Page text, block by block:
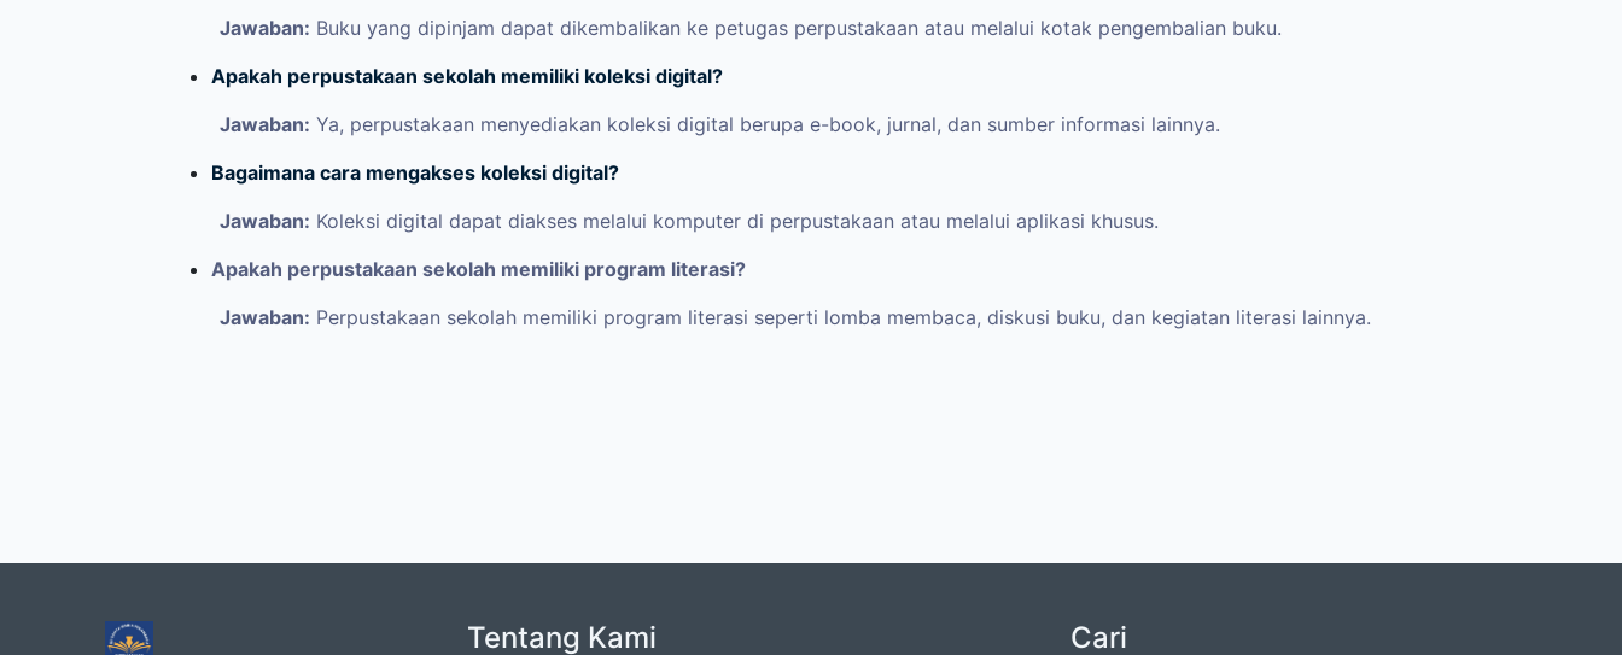
Jawaban: Buku yang dipinjam dapat dikembalikan ke petugas perpustakaan atau melalui kotak pengembalian buku.
Apakah perpustakaan sekolah memiliki koleksi digital?
Jawaban: Ya, perpustakaan menyediakan koleksi digital berupa e-book, jurnal, dan sumber informasi lainnya.
Bagaimana cara mengakses koleksi digital?
Jawaban: Koleksi digital dapat diakses melalui komputer di perpustakaan atau melalui aplikasi khusus.
Apakah perpustakaan sekolah memiliki program literasi?
Jawaban: Perpustakaan sekolah memiliki program literasi seperti lomba membaca, diskusi buku, dan kegiatan literasi lainnya.
Tentang Kami Cari